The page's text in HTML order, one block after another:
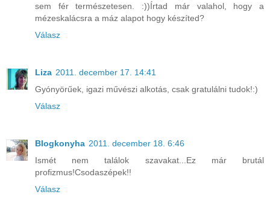
sem fér természetesen. :))Írtad már valahol, hogy a
mézeskalácsra a máz alapot hogy készíted?
Válasz
Liza 2011. december 17. 14:41
Gyónyörűek, igazi művészi alkotás, csak gratulálni tudok!:)
Válasz
Blogkonyha 2011. december 18. 6:46
Ismét nem találok szavakat...Ez már brutál
profizmus!Csodaszépek!!
Válasz